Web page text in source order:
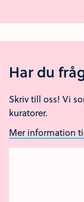
Har du
Skriv till oss! Vi
kuratorer.
Mer information